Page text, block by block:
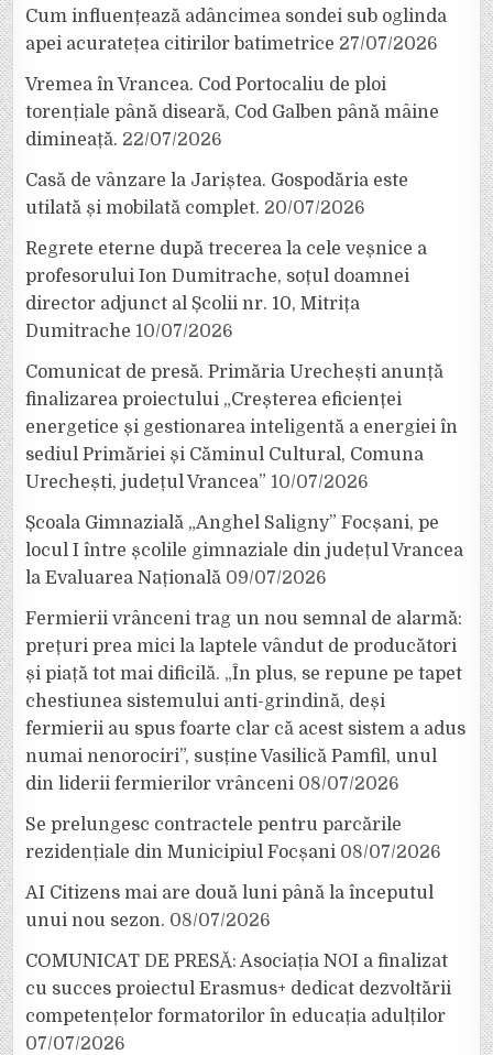
Cum influențează adâncimea sondei sub oglinda
apei acuratețea citirilor batimetrice 27/07/2026
Vremea în Vrancea. Cod Portocaliu de ploi
torențiale până diseară, Cod Galben până mâine
dimineață. 22/07/2026
Casă de vânzare la Jariștea. Gospodăria este
utilată și mobilată complet. 20/07/2026
Regrete eterne după trecerea la cele veșnice a
profesorului Ion Dumitrache, soțul doamnei
director adjunct al Școlii nr. 10, Mitrița
Dumitrache 10/07/2026
Comunicat de presă. Primăria Urechești anunță
finalizarea proiectului „Creșterea eficienței
energetice și gestionarea inteligentă a energiei în
sediul Primăriei și Căminul Cultural, Comuna
Urechești, județul Vrancea” 10/07/2026
Școala Gimnazială „Anghel Saligny” Focșani, pe
locul I între școlile gimnaziale din județul Vrancea
la Evaluarea Națională 09/07/2026
Fermierii vrânceni trag un nou semnal de alarmă:
prețuri prea mici la laptele vândut de producători
și piață tot mai dificilă. „În plus, se repune pe tapet
chestiunea sistemului anti-grindină, deși
fermierii au spus foarte clar că acest sistem a adus
numai nenorociri”, susține Vasilică Pamfil, unul
din liderii fermierilor vrânceni 08/07/2026
Se prelungesc contractele pentru parcările
rezidențiale din Municipiul Focșani 08/07/2026
AI Citizens mai are două luni până la începutul
unui nou sezon. 08/07/2026
COMUNICAT DE PRESĂ: Asociația NOI a finalizat
cu succes proiectul Erasmus+ dedicat dezvoltării
competențelor formatorilor în educația adulților
07/07/2026